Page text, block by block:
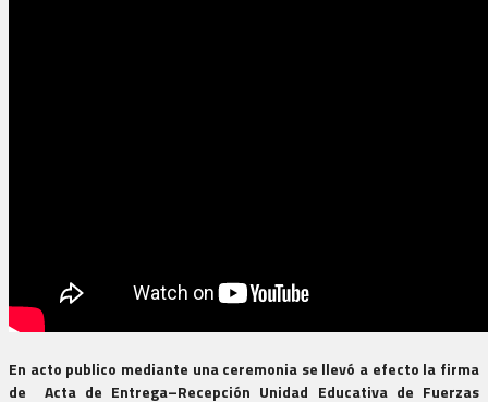
En acto publico mediante una ceremonia se llevó a efecto la firma
de Acta de Entrega–Recepción Unidad Educativa de Fuerzas